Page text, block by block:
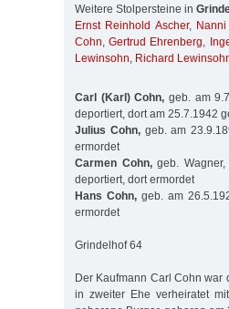
Weitere Stolpersteine in
Ernst Reinhold Ascher,
Cohn,Gertrud Ehrenberg,
Lewinsohn, Richard
Carl (Karl) Cohn, geb. am
deportiert, dort am 25.7.1942
Julius Cohn,geb. am
ermordet
Carmen Cohn,geb. Wagner,
deportiert, dort ermordet
Hans Cohn, geb. am
ermordet
Grindelhof 64
Der Kaufmann Carl Cohn war
in zweiter Ehe verheiratet